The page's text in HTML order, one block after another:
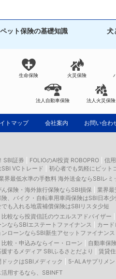
ペット保険の基礎知識 犬
生命保険 火災保険
法人自動車保険 法人火災保険
トマップ 会社案内 お問い合わ
SBI証券 FOLIOのAI投資 ROBOPRO 信
VCトレード
初心者でも気軽にビット
界最低水準の手数料 海外送金ならSBIレミ
保険・海外旅行保険ならSBI損保 業界最
、バイク・自転車用車両保険はSBI日本少
でも入れる地震補償保険はSBIリスタ少短
較なら投資信託のウエルスアドバイザー
ならSBIエステートファイナンス
カー
ローンならSBI新生アセットファイナンス
較・申込みならイー・ローン 自動車保
するメディア SBIふるさとだより
賃貸
ックはSBIメディック 5-ALAサプリメ
用するなら、SBINFT